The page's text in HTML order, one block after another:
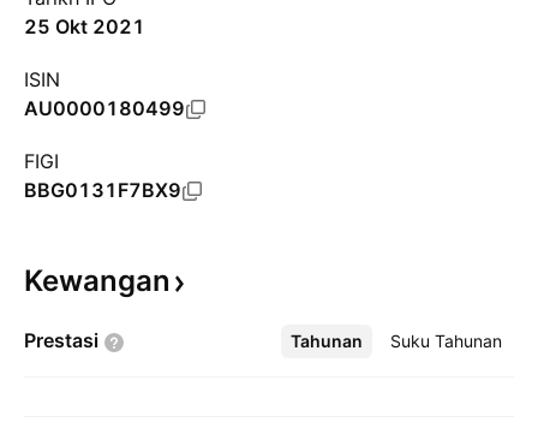
25 Okt 2021
ISIN
AU0000180499
FIGI
BBG0131F7BX9
Kewangan
Prestasi Tahunan Suku Tahunan
Lebih